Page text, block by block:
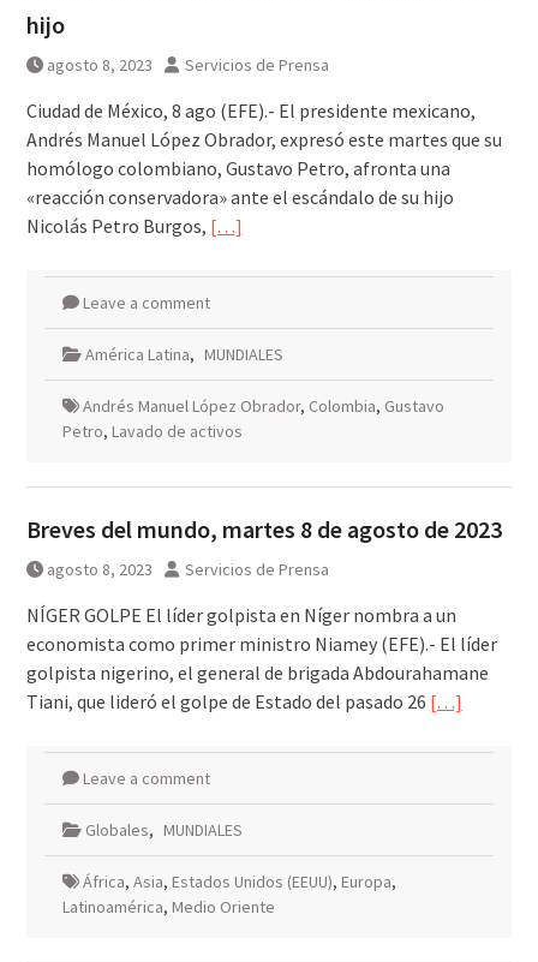
una noche irrepetible en The
hijo
agosto 8, 2023 Servicios de Prensa
Ciudad de México, 8 ago (EFE).- El presidente mexicano,
Andrés Manuel López Obrador, expresó este martes que su
homólogo colombiano, Gustavo Petro, afronta una
«reacción conservadora» ante el escándalo de su hijo
Nicolás Petro Burgos, […]
Leave a comment
América Latina, MUNDIALES
Andrés Manuel López Obrador, Colombia, Gustavo
Petro, Lavado de activos
Breves del mundo, martes 8 de agosto de 2023
agosto 8, 2023 Servicios de Prensa
NÍGER GOLPE El líder golpista en Níger nombra a un
economista como primer ministro Niamey (EFE).- El líder
golpista nigerino, el general de brigada Abdourahamane
Tiani, que lideró el golpe de Estado del pasado 26 […]
Leave a comment
Globales, MUNDIALES
África, Asia, Estados Unidos (EEUU), Europa,
Latinoamérica, Medio Oriente